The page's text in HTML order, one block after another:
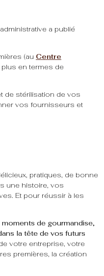
a publié
(au Centre
plus en termes de
de stérilisation de vos
vos fournisseurs et
pratiques, de bonne
une histoire, vos
Et pour réussir à les
de gourmandise,
la tête de vos futurs
votre entreprise, votre
premières, la création